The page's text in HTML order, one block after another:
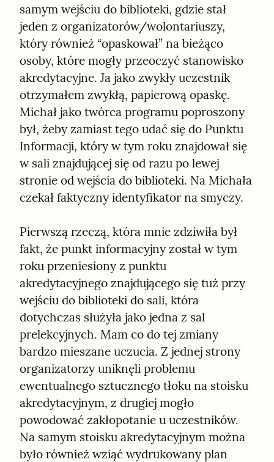
samym wejściu do biblioteki, gdzie stał
jeden z organizatorów/wolontariuszy,
który również “opaskował” na bieżąco
osoby, które mogły przeoczyć stanowisko
akredytacyjne. Ja jako zwykły uczestnik
otrzymałem zwykłą, papierową opaskę.
Michał jako twórca programu poproszony
był, żeby zamiast tego udać się do Punktu
Informacji, który w tym roku znajdował się
w sali znajdującej się od razu po lewej
stronie od wejścia do biblioteki. Na Michała
czekał faktyczny identyfikator na smyczy.
Pierwszą rzeczą, która mnie zdziwiła był
fakt, że punkt informacyjny został w tym
roku przeniesiony z punktu
akredytacyjnego znajdującego się tuż przy
wejściu do biblioteki do sali, która
dotychczas służyła jako jedna z sal
prelekcyjnych. Mam co do tej zmiany
bardzo mieszane uczucia. Z jednej strony
organizatorzy uniknęli problemu
ewentualnego sztucznego tłoku na stoisku
akredytacyjnym, z drugiej mogło
powodować zakłopotanie u uczestników.
Na samym stoisku akredytacyjnym można
było również wziąć wydrukowany plan